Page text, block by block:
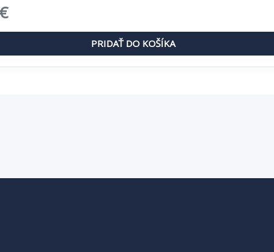
€Aktuálna
cena
je:
PRIDAŤ DO KOŠÍKA